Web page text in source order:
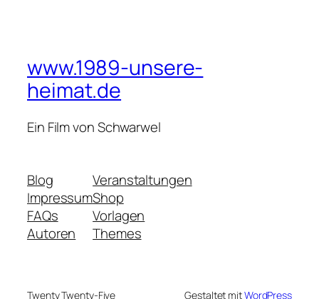
www.1989-unsere-
heimat.de
Ein Film von Schwarwel
Blog
Impressum
FAQs
Autoren
Veranstaltungen
Shop
Vorlagen
Themes
Twenty Twenty-Five Gestaltet mitWordPress